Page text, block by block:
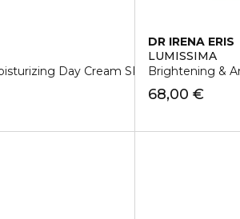
Day Cream SPF 20
DR IRENA ERIS
LUMISSIMA
Brightening &
68,00 €